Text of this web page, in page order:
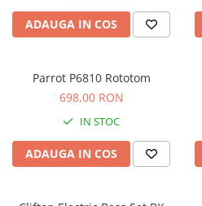
Convertoare AD/DA
Microfoane de studio
Preamplificatoare
Protectii antifonice pentru urechi
ADAUGA IN COS
Parrot P6810 Rototom
698,00 RON
IN STOC
ADAUGA IN COS